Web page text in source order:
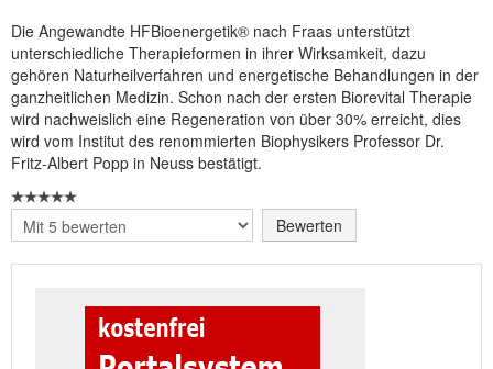
Die Angewandte HFBioenergetik® nach Fraas unterstützt
unterschiedliche Therapieformen in ihrer Wirksamkeit, dazu
gehören Naturheilverfahren und energetische Behandlungen in der
ganzheitlichen Medizin. Schon nach der ersten Biorevital Therapie
wird nachweislich eine Regeneration von über 30% erreicht, dies
wird vom Institut des renommierten Biophysikers Professor Dr.
Fritz-Albert Popp in Neuss bestätigt.
Bitte
bewerten